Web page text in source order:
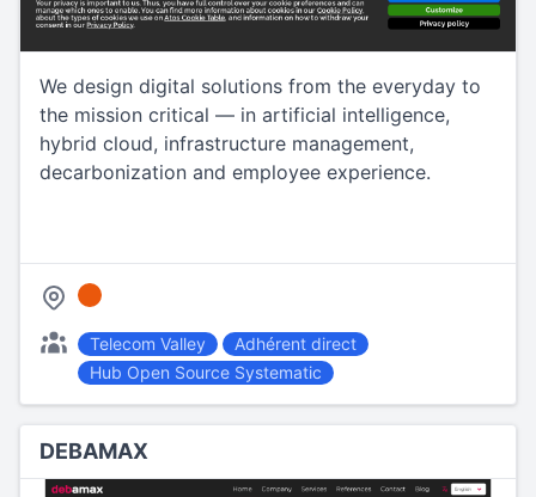
We design digital solutions from the everyday to
the mission critical — in artificial intelligence,
hybrid cloud, infrastructure management,
decarbonization and employee experience.
Telecom Valley
Adhérent direct
Hub Open Source Systematic
DEBAMAX